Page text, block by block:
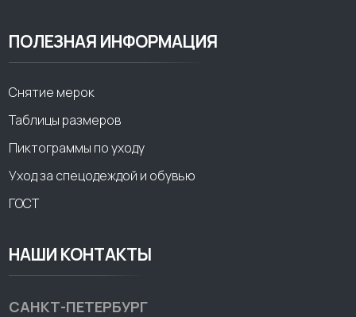
ПОЛЕЗНАЯ ИНФОРМАЦИЯ
Снятие мерок
Таблицы размеров
Пиктограммы по уходу
Уход за спецодеждой и обувью
ГОСТ
НАШИ КОНТАКТЫ
САНКТ-ПЕТЕРБУРГ